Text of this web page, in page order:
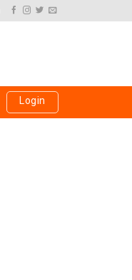
Login